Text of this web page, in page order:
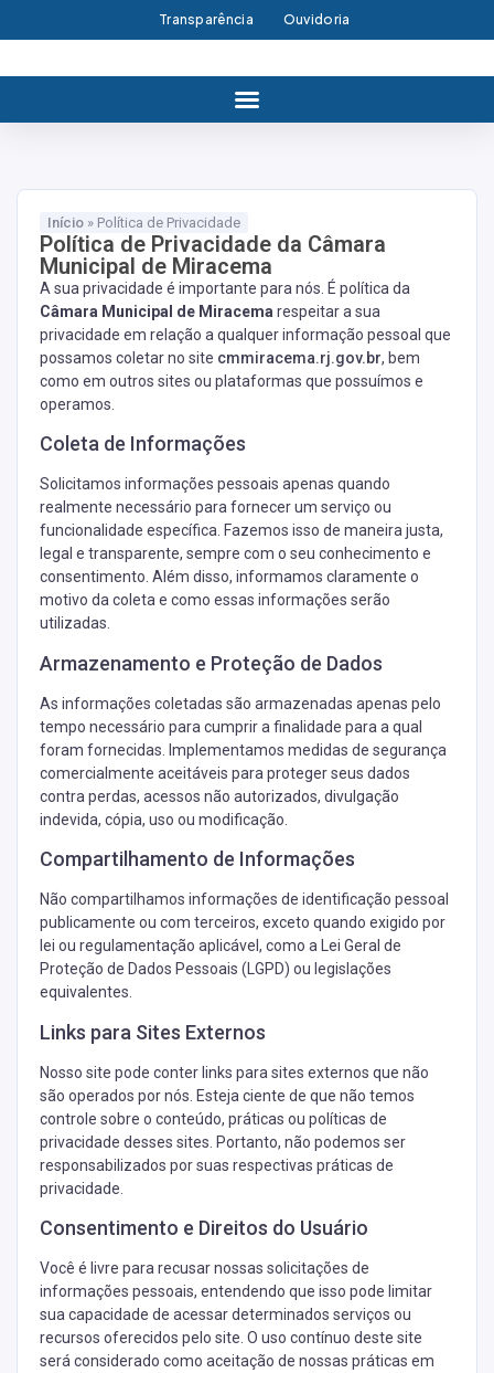
Transparência Ouvidoria
Início » Política de Privacidade
Política de Privacidade da Câmara
Municipal de Miracema
A sua privacidade é importante para nós. É política da
Câmara Municipal de Miracema respeitar a sua
privacidade em relação a qualquer informação pessoal que
possamos coletar no site cmmiracema.rj.gov.br, bem
como em outros sites ou plataformas que possuímos e
operamos.
Coleta de Informações
Solicitamos informações pessoais apenas quando
realmente necessário para fornecer um serviço ou
funcionalidade específica. Fazemos isso de maneira justa,
legal e transparente, sempre com o seu conhecimento e
consentimento. Além disso, informamos claramente o
motivo da coleta e como essas informações serão
utilizadas.
Armazenamento e Proteção de Dados
As informações coletadas são armazenadas apenas pelo
tempo necessário para cumprir a finalidade para a qual
foram fornecidas. Implementamos medidas de segurança
comercialmente aceitáveis para proteger seus dados
contra perdas, acessos não autorizados, divulgação
indevida, cópia, uso ou modificação.
Compartilhamento de Informações
Não compartilhamos informações de identificação pessoal
publicamente ou com terceiros, exceto quando exigido por
lei ou regulamentação aplicável, como a Lei Geral de
Proteção de Dados Pessoais (LGPD) ou legislações
equivalentes.
Links para Sites Externos
Nosso site pode conter links para sites externos que não
são operados por nós. Esteja ciente de que não temos
controle sobre o conteúdo, práticas ou políticas de
privacidade desses sites. Portanto, não podemos ser
responsabilizados por suas respectivas práticas de
privacidade.
Consentimento e Direitos do Usuário
Você é livre para recusar nossas solicitações de
informações pessoais, entendendo que isso pode limitar
sua capacidade de acessar determinados serviços ou
recursos oferecidos pelo site. O uso contínuo deste site
será considerado como aceitação de nossas práticas em